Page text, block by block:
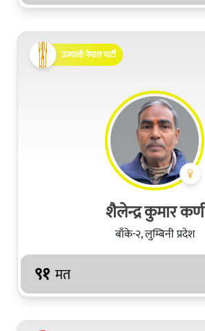
उज्यालो नेपाल पार्टी
शैलेन्द्र कुमार कर्ण
बाँके-२, लुम्बिनी प्रदेश
९१ मत